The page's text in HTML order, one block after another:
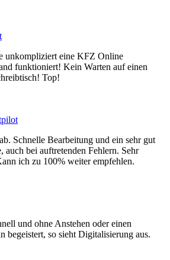
unkompliziert eine KFZ Online
funktioniert! Kein Warten auf einen
Top!
Schnelle Bearbeitung und ein sehr gut
auch bei auftretenden Fehlern. Sehr
ich zu 100% weiter empfehlen.
und ohne Anstehen oder einen
begeistert, so sieht Digitalisierung aus.